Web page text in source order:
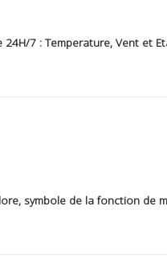
24H/7 : Temperature, Vent et
symbole de la fonction de